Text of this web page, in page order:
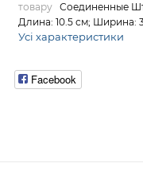
товару
Соединенные
Длина: 10.5 см; Ширина:
Усі характеристики
Facebook